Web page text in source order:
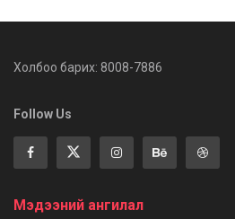
Холбоо барих: 8008-7886
Follow Us
Мэдээний ангилал